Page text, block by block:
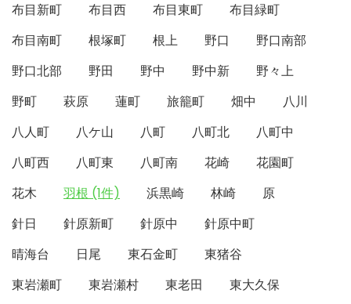
布目新町
布目西 布目東町
布目緑町
布目南町
根塚町 根上 野口
野口南部
野口北部
野田 野中 野中新
野々上
野町
萩原 蓮町 旅籠町 畑中
八川
八人町
八ケ山 八町 八町北
八町中
八町西
八町東 八町南 花崎
花園町
花木
羽根 (1件) 浜黒崎 林崎
原
針日
針原新町 針原中
針原中町
晴海台
日尾 東石金町
東猪谷
東岩瀬町
東岩瀬村 東老田 東大久保